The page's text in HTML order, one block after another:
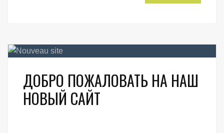
ДОБРО ПОЖАЛОВАТЬ НА НАШ
НОВЫЙ САЙТ